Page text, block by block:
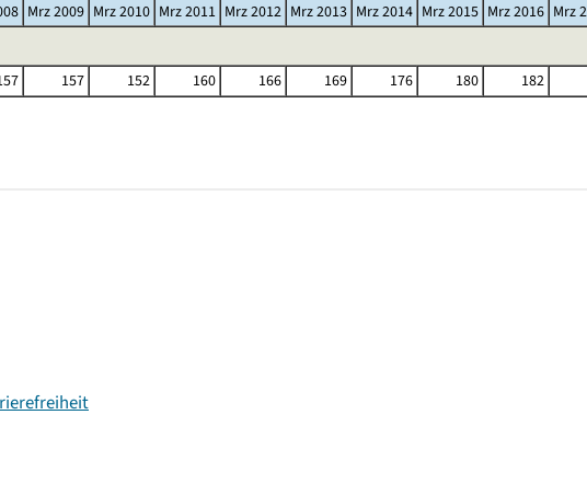
Mrz 2009 Mrz 2010 Mrz 2011 Mrz 2012 Mrz 2013 Mrz 2014 Mrz 2015 Mrz 2016 Mrz
157 152 160 166 169 176 180 182